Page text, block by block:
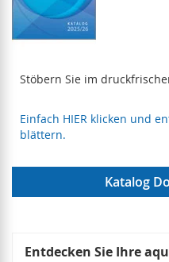
Stöbern Sie im
Einfach HIER klicken und
blättern.
Katalog
Entdecken Sie Ihre